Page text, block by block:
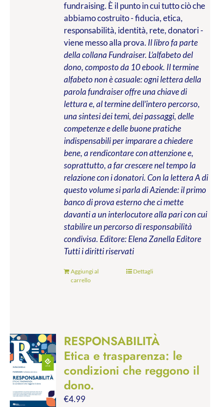
fundraising. È il punto in cui tutto ciò che
abbiamo costruito - fiducia, etica,
responsabilità, identità, rete, donatori -
viene messo alla prova. Il libro fa parte
della collana Fundraiser. L’alfabeto del
dono, composto da 10 ebook. Il termine
alfabeto non è casuale: ogni lettera della
parola fundraiser offre una chiave di
lettura e, al termine dell’intero percorso,
una sintesi dei temi, dei passaggi, delle
competenze e delle buone pratiche
indispensabili per imparare a chiedere
bene, a rendicontare con attenzione e,
soprattutto, a far crescere nel tempo la
relazione con i donatori. Con la lettera A di
questo volume si parla di Aziende: il primo
banco di prova esterno che ci mette
davanti a un interlocutore alla pari con cui
stabilire un percorso di responsabilità
condivisa. Editore: Elena Zanella Editore
Tutti i diritti riservati
Aggiungi al
carrello
Dettagli
RESPONSABILITÀ
Etica e trasparenza: le
condizioni che reggono il
dono.
€4.99